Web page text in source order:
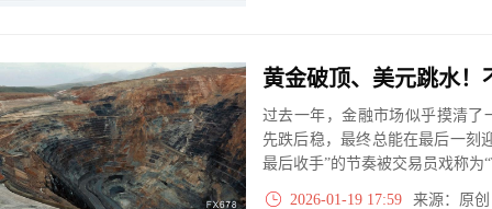
过去一年，金融市场似乎摸清了
先跌后稳，最终总能在最后一刻
最后收手”的节奏被交易员戏称为
在政策口风软化中反弹。
2026-01-19 17:59 来源：原